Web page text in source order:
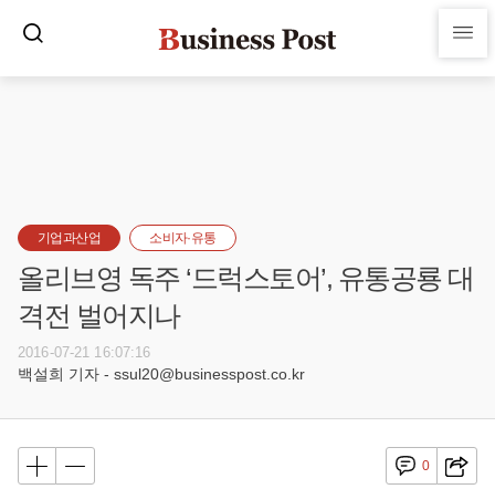
기업과산업 소비자·유통
올리브영 독주 ‘드럭스토어’, 유통공룡 대
격전 벌어지나
2016-07-21 16:07:16
백설희 기자 - ssul20@businesspost.co.kr
0